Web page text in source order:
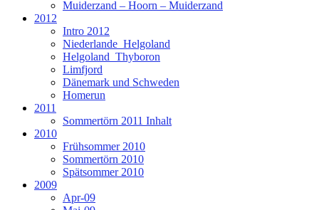
Muiderzand – Hoorn – Muiderzand
2012
Intro 2012
Niederlande_Helgoland
Helgoland_Thyboron
Limfjord
Dänemark und Schweden
Homerun
2011
Sommertörn 2011 Inhalt
2010
Frühsommer 2010
Sommertörn 2010
Spätsommer 2010
2009
Apr-09